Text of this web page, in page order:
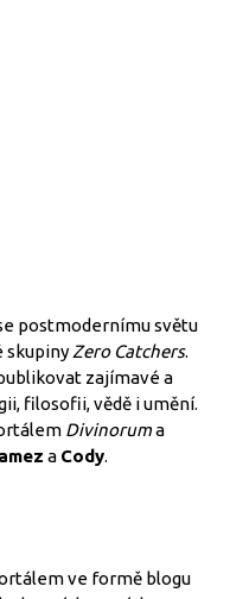
postmodernímu světu
skupiny Zero Catchers.
zajímavé a
filosofii, vědě i umění.
Divinoruma
a Cody.
ve formě blogu